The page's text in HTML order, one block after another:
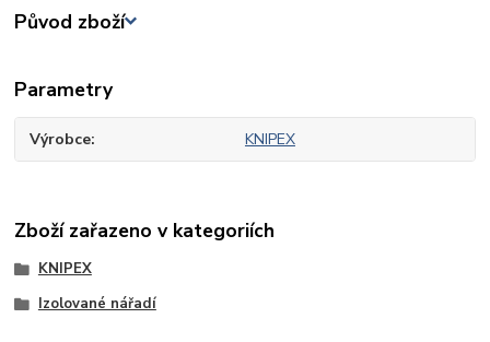
Původ zboží
Parametry
Výrobce KNIPEX
Zboží zařazeno v kategoriích
KNIPEX
Izolované nářadí